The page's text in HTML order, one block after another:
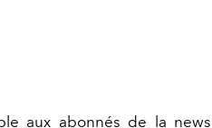
aux abonnés de la